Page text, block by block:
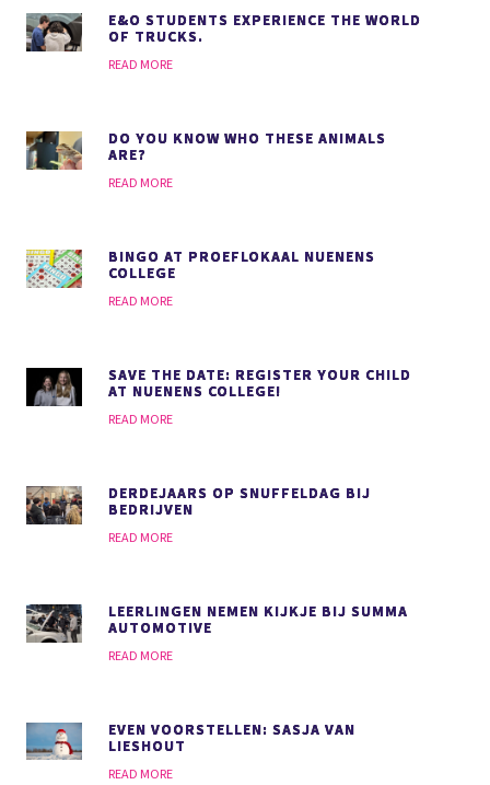
E&O STUDENTS EXPERIENCE THE WORLD
OF TRUCKS.
READ MORE
DO YOU KNOW WHO THESE ANIMALS
ARE?
READ MORE
BINGO AT PROEFLOKAAL NUENENS
COLLEGE
READ MORE
SAVE THE DATE: REGISTER YOUR CHILD
AT NUENENS COLLEGE!
READ MORE
DERDEJAARS OP SNUFFELDAG BIJ
BEDRIJVEN
READ MORE
LEERLINGEN NEMEN KIJKJE BIJ SUMMA
AUTOMOTIVE
READ MORE
EVEN VOORSTELLEN: SASJA VAN
LIESHOUT
READ MORE